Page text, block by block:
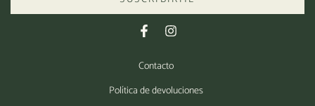
Contacto
Política de devoluciones